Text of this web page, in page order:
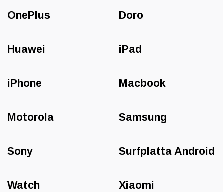
OnePlus Doro
Huawei iPad
iPhone Macbook
Motorola Samsung
Sony Surfplatta Android
Watch Xiaomi